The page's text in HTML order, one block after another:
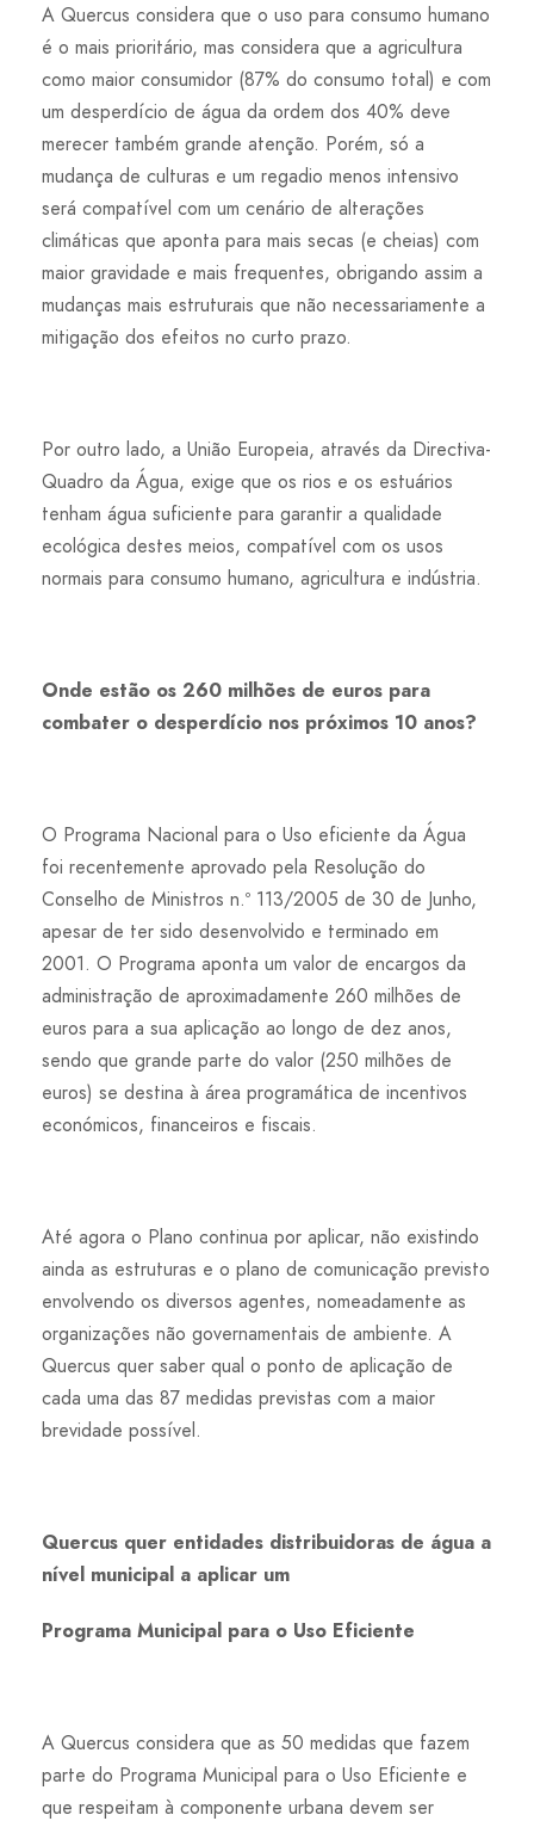
A Quercus considera que o uso para consumo humano
é o mais prioritário, mas considera que a agricultura
como maior consumidor (87% do consumo total) e com
um desperdício de água da ordem dos 40% deve
merecer também grande atenção. Porém, só a
mudança de culturas e um regadio menos intensivo
será compatível com um cenário de alterações
climáticas que aponta para mais secas (e cheias) com
maior gravidade e mais frequentes, obrigando assim a
mudanças mais estruturais que não necessariamente a
mitigação dos efeitos no curto prazo.
Por outro lado, a União Europeia, através da Directiva-
Quadro da Água, exige que os rios e os estuários
tenham água suficiente para garantir a qualidade
ecológica destes meios, compatível com os usos
normais para consumo humano, agricultura e indústria.
Onde estão os 260 milhões de euros para
combater o desperdício nos próximos 10 anos?
O Programa Nacional para o Uso eficiente da Água
foi recentemente aprovado pela Resolução do
Conselho de Ministros n.º 113/2005 de 30 de Junho,
apesar de ter sido desenvolvido e terminado em
2001. O Programa aponta um valor de encargos da
administração de aproximadamente 260 milhões de
euros para a sua aplicação ao longo de dez anos,
sendo que grande parte do valor (250 milhões de
euros) se destina à área programática de incentivos
económicos, financeiros e fiscais.
Até agora o Plano continua por aplicar, não existindo
ainda as estruturas e o plano de comunicação previsto
envolvendo os diversos agentes, nomeadamente as
organizações não governamentais de ambiente. A
Quercus quer saber qual o ponto de aplicação de
cada uma das 87 medidas previstas com a maior
brevidade possível.
Quercus quer entidades distribuidoras de água a
nível municipal a aplicar um
Programa Municipal para o Uso Eficiente
A Quercus considera que as 50 medidas que fazem
parte do Programa Municipal para o Uso Eficiente e
que respeitam à componente urbana devem ser